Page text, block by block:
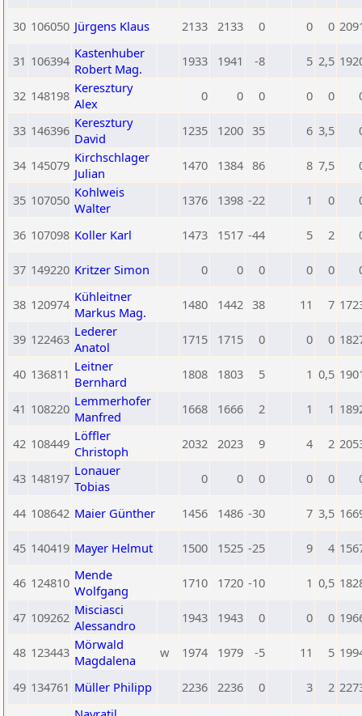
30 106050 Jürgens Klaus 2133 2133 0 0 0
31 106394 Kastenhuber
Robert Mag.
1933 1941 -8 5 2,5
32 148198 Keresztury
Alex
0 0 0 0 0
33 146396 Keresztury
David
1235 1200 35 6 3,5
34 145079 Kirchschlager
Julian
1470 1384 86 8 7,5
35 107050 Kohlweis
Walter
1376 1398 -22 1 0
36 107098 Koller Karl 1473 1517 -44 5 2
37 149220 Kritzer Simon 0 0 0 0 0
38 120974 Kühleitner
Markus Mag.
1480 1442 38 11 7
39 122463 Lederer
Anatol
1715 1715 0 0 0
40 136811 Leitner
Bernhard
1808 1803 5 1 0,5
41 108220 Lemmerhofer
Manfred
1668 1666 2 1 1
42 108449 Löffler
Christoph
2032 2023 9 4 2
43 148197 Lonauer
Tobias
0 0 0 0 0
44 108642 Maier Günther 1456 1486 -30 7 3,5
45 140419 Mayer Helmut 1500 1525 -25 9 4
46 124810 Mende
Wolfgang
1710 1720 -10 1 0,5
47 109262 Misciasci
Alessandro
1943 1943 0 0 0
48 123443 Mörwald
Magdalena
w 1974 1979 -5 11 5
49 134761 Müller Philipp 2236 2236 0 3 2